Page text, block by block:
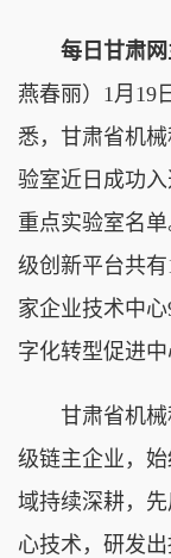
每日甘肃
燕春丽）1月19
悉，甘肃省机
验室近日成功
重点实验室名
级创新平台共
家企业技术中
字化转型促进中
甘肃省机械
级链主企业，
域持续深耕，
心技术，研发